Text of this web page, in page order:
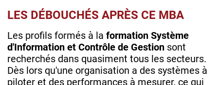
LES DÉBOUCHÉS APRÈS CE MBA
Les profils formés à la formation Système
d'Information et Contrôle de Gestion sont
recherchés dans quasiment tous les secteurs.
Dès lors qu'une organisation a des systèmes à
piloter et des performances à mesurer, ce qui